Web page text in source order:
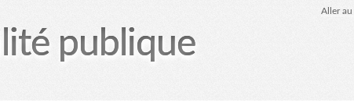
Aller
publique